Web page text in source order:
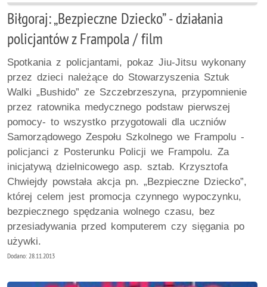
Biłgoraj: „Bezpieczne Dziecko” - działania
policjantów z Frampola / film
Spotkania z policjantami, pokaz Jiu-Jitsu wykonany
przez dzieci należące do Stowarzyszenia Sztuk
Walki „Bushido” ze Szczebrzeszyna, przypomnienie
przez ratownika medycznego podstaw pierwszej
pomocy- to wszystko przygotowali dla uczniów
Samorządowego Zespołu Szkolnego we Frampolu -
policjanci z Posterunku Policji we Frampolu. Za
inicjatywą dzielnicowego asp. sztab. Krzysztofa
Chwiejdy powstała akcja pn. „Bezpieczne Dziecko”,
której celem jest promocja czynnego wypoczynku,
bezpiecznego spędzania wolnego czasu, bez
przesiadywania przed komputerem czy sięgania po
używki.
Dodano: 28.11.2013